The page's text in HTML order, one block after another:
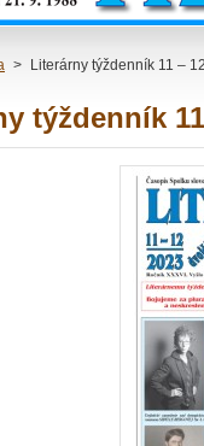
> Literárny týždenník 11 –
týždenník